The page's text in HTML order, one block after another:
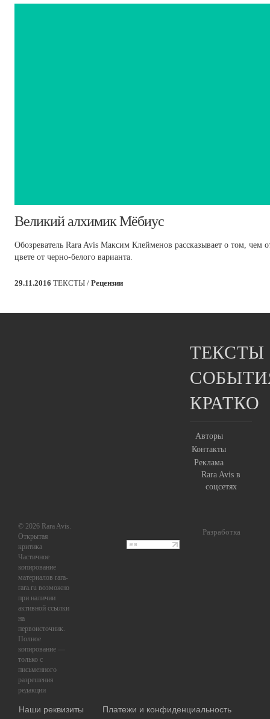
​Великий алхимик Мёбиус
Обозреватель Rara Avis Максим Клейменов рассказывает о том, чем
цвете от черно-белого варианта.
29.11.2016 ТЕКСТЫ / Рецензии
ТЕКСТЫ
КРАТКО
Авторы
Контакты
Реклама
Rara Avis в
соцсетях
Разработка
© 2026 Rara Avis.
Открытая
критика
Частичное
копирование
материалов rara-
rara.ru возможно
при наличии
активной ссылки
на
первоисточник.
Полное
копирование —
только с
письменного
разрешения
редакции
Наши реквизиты
Платежи и конфиденциальность